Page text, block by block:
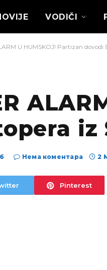
VODIČI
U HUMSKOJ! Partizan dovodi
iz
Нема коментара 2
Pinterest